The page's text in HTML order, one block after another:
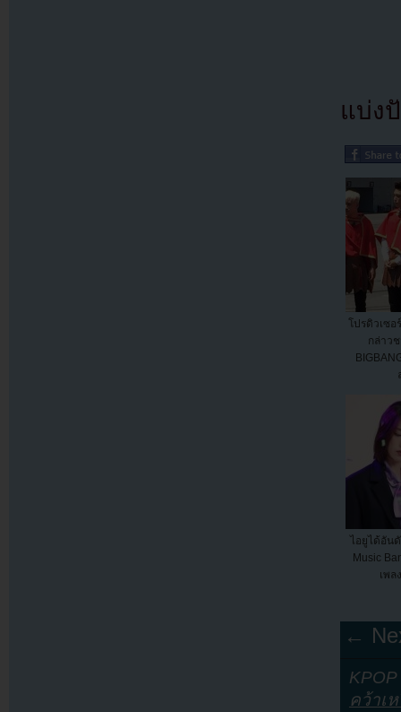
แบ่ง
โปรดิวเซอ
กล่าว
ไอยูได้อัน
Music
เพล
←
คว้าเ